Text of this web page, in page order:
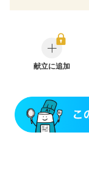
クローン病（寛解
CKD（ステージ１）
CKD（ステージ３a
胃がん（抗がん剤
胃がん治療を終
大腸がん治療を終
献立に追加